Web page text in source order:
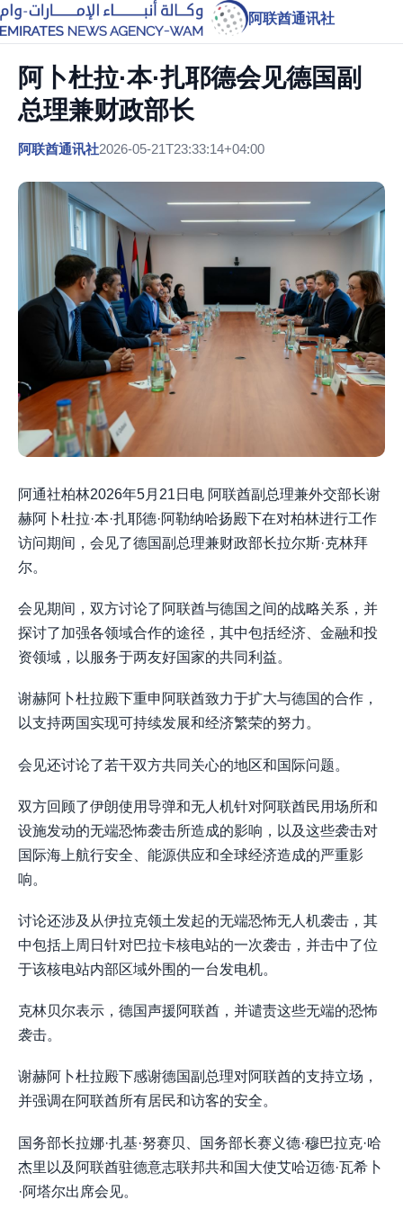
阿联酋通讯社
阿卜杜拉·本·扎耶德会见德国副
总理兼财政部长
阿联酋通讯社2026-05-21T23:33:14+04:00
阿通社柏林2026年5月21日电 阿联酋副总理兼外交部长谢
赫阿卜杜拉·本·扎耶德·阿勒纳哈扬殿下在对柏林进行工作
访问期间，会见了德国副总理兼财政部长拉尔斯·克林拜
尔。
会见期间，双方讨论了阿联酋与德国之间的战略关系，并
探讨了加强各领域合作的途径，其中包括经济、金融和投
资领域，以服务于两友好国家的共同利益。
谢赫阿卜杜拉殿下重申阿联酋致力于扩大与德国的合作，
以支持两国实现可持续发展和经济繁荣的努力。
会见还讨论了若干双方共同关心的地区和国际问题。
双方回顾了伊朗使用导弹和无人机针对阿联酋民用场所和
设施发动的无端恐怖袭击所造成的影响，以及这些袭击对
国际海上航行安全、能源供应和全球经济造成的严重影
响。
讨论还涉及从伊拉克领土发起的无端恐怖无人机袭击，其
中包括上周日针对巴拉卡核电站的一次袭击，并击中了位
于该核电站内部区域外围的一台发电机。
克林贝尔表示，德国声援阿联酋，并谴责这些无端的恐怖
袭击。
谢赫阿卜杜拉殿下感谢德国副总理对阿联酋的支持立场，
并强调在阿联酋所有居民和访客的安全。
国务部长拉娜·扎基·努赛贝、国务部长赛义德·穆巴拉克·哈
杰里以及阿联酋驻德意志联邦共和国大使艾哈迈德·瓦希卜
·阿塔尔出席会见。